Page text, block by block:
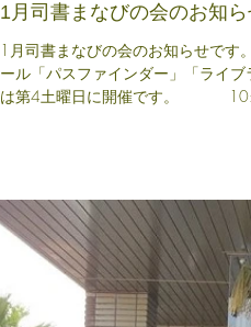
1月司書まなびの会のお知
1月司書まなびの会のお知らせです
ール「パスファインダー」「ライ
は第4土曜日